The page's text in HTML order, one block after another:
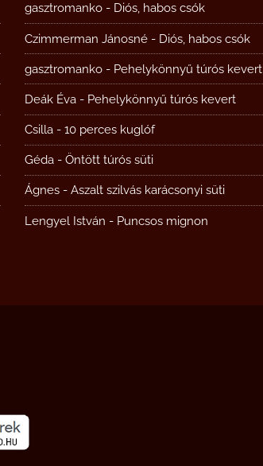
gasztromanko - Diós, habos csók
Czimmerman Jánosné - Diós, habos csók
gasztromanko - Pehelykönnyű túrós kevert
Deák Éva - Pehelykönnyű túrós kevert
Csilla - 10 perces kuglóf
Géda - Öntött túrós süti
Ágnes - Aszalt szilvás karácsonyi süti
Lengyel István - Puncsos mignon